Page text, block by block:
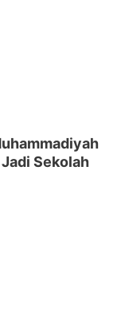
Sekolah